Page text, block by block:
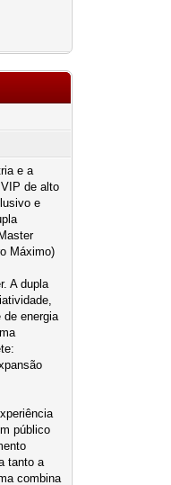
e a
de alto
e
Máximo)
A dupla
de energia
público
tanto a
combina